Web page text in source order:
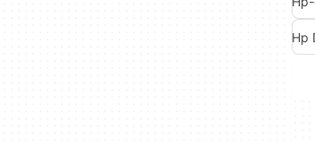
Hp